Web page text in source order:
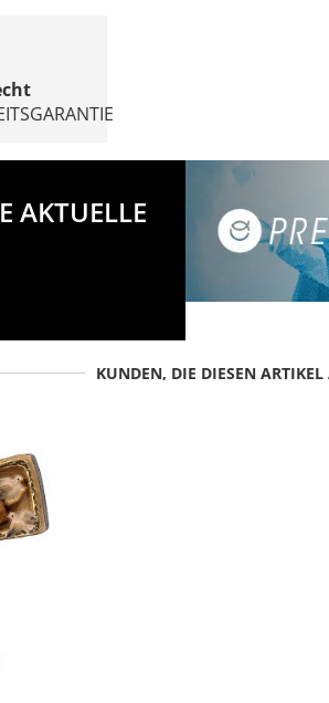
AKTUELLE
KUNDEN, DIE DIESEN